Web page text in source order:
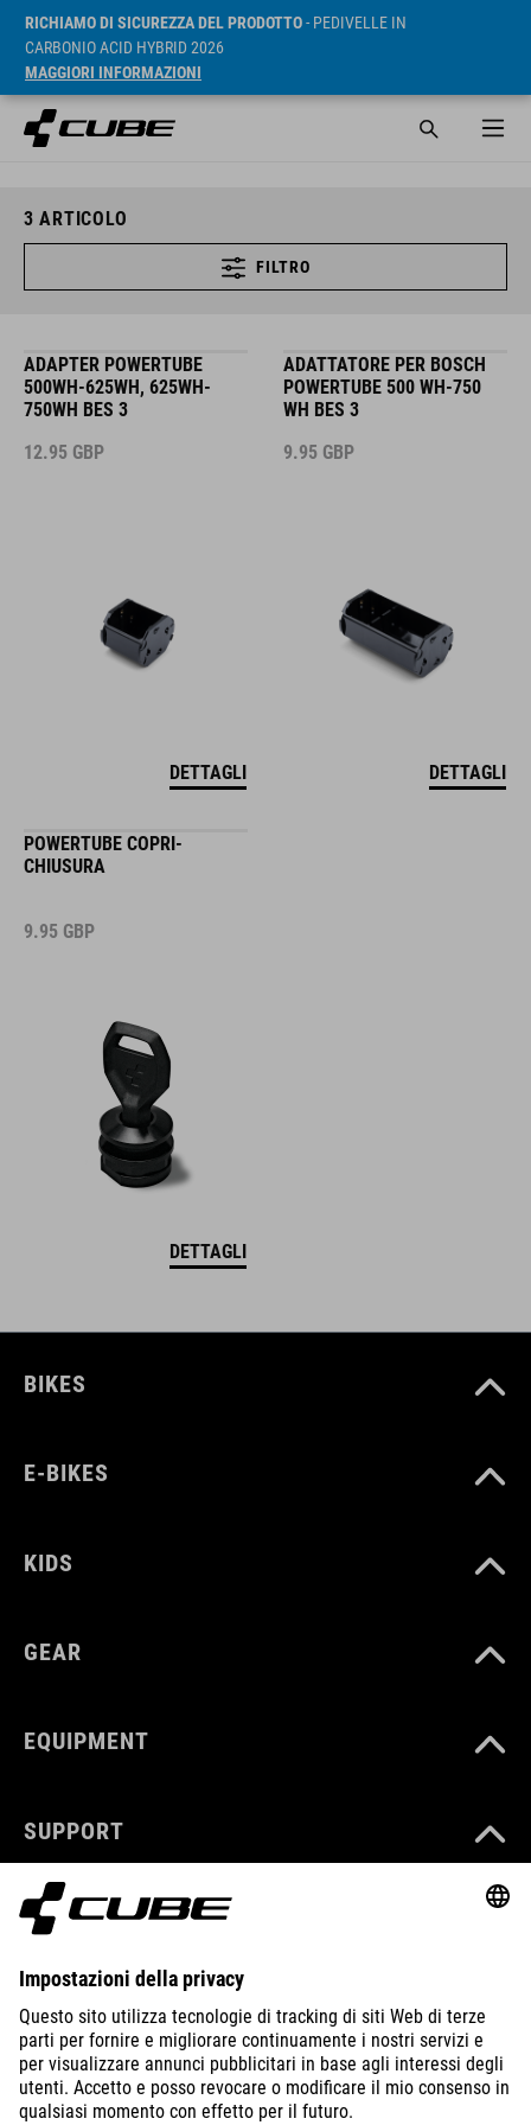
RICHIAMO DI SICUREZZA DEL PRODOTTO- PEDIVELLE IN
CARBONIO ACID HYBRID 2026
MAGGIORI INFORMAZIONI
3 ARTICOLO
FILTRO
ADAPTER POWERTUBE
500WH-625WH, 625WH-
750WH BES 3
12.95 GBP
DETTAGLI
ADATTATORE PER BOSCH
POWERTUBE 500 WH-750
WH BES 3
9.95 GBP
DETTAGLI
POWERTUBE COPRI-
CHIUSURA
9.95 GBP
DETTAGLI
BIKES
E-BIKES
KIDS
GEAR
EQUIPMENT
SUPPORT
ABOUT US
EXPLORE